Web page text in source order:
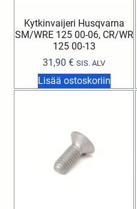
Kytkinvaijeri Husqvarna
SM/WRE 125 00-06, CR/WR
125 00-13
31,90€ SIS. ALV
Lisää ostoskoriin